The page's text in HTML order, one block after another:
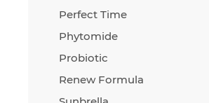
Perfect Time
Phytomide
Probiotic
Renew Formula